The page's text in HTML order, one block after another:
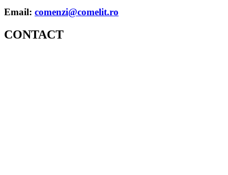
Email: comenzi@comelit.ro
CONTACT